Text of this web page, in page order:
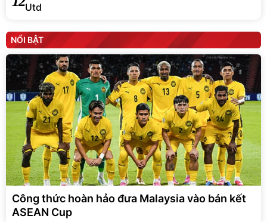
Utd
NỔI BẬT
Công thức hoàn hảo đưa Malaysia vào bán kết
ASEAN Cup